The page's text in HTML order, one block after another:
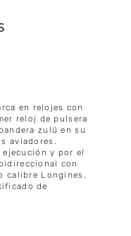
en relojes con
reloj de pulsera
zulú en su
aviadores.
y por el
con
calibre Longines,
de